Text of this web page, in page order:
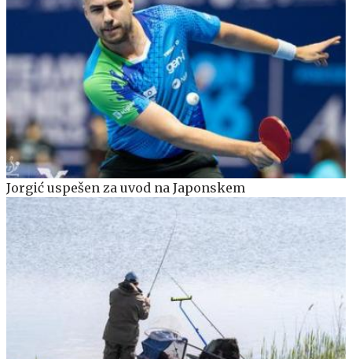
Jorgić uspešen za uvod na Japonskem